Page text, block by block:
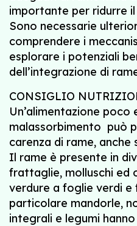
importante per ridurre
Sono necessarie
comprendere i
esplorare i potenziali
dell’integrazione di
CONSIGLIO
Un’alimentazione poco
malassorbimento può
carenza di rame, anche
Il rame è presente in
frattaglie, molluschi ed
verdure a foglie verdi
particolare mandorle,
integrali e legumi